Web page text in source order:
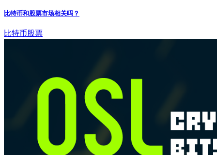
比特币和股票市场相关吗？
比特币股票